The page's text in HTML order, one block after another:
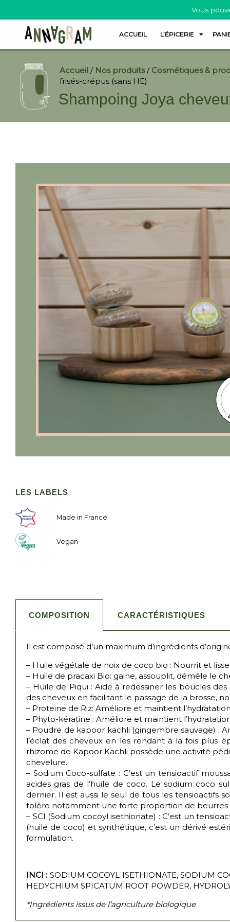
ACCUEIL L’ÉPICERIE
Accueil / Nos produits/ Cosmétiques &
frisés-crépus (sans HE)
Shampoing Joya
LES LABELS
Made in France
Vegan
COMPOSITION CARACTÉRISTIQUES
Il est composé d’un maximum d’ingrédients
– Huile végétale de noix de coco bio : Nourrit et
– Huile de pracaxi Bio: gaine, assouplit, démêle le
– Huile de Piqui : Aide à redessiner les boucles
des cheveux en facilitant le passage de la brosse,
– Proteine de Riz: Améliore et maintient
– Phyto-kératine : Améliore et maintient
– Poudre de kapoor kachli (gingembre sauvage) :
l’éclat des cheveux en les rendant à la fois plus
rhizome de Kapoor Kachli possède une activité
chevelure.
– Sodium Coco-sulfate : C’est un tensioactif
acides gras de l’huile de coco. Le sodium coco
dernier. Il est aussi le seul de tous les tensioactifs
tolère notamment une forte proportion de beurres
– SCI (Sodium cocoyl isethionate) : C’est un
(huile de coco) et synthétique, c’est un dérivé
formulation.
INCI : SODIUM COCOYL ISETHIONATE, SODIUM
HEDYCHIUM SPICATUM ROOT POWDER,
*Ingrédients issus de l’agriculture biologique
Vous